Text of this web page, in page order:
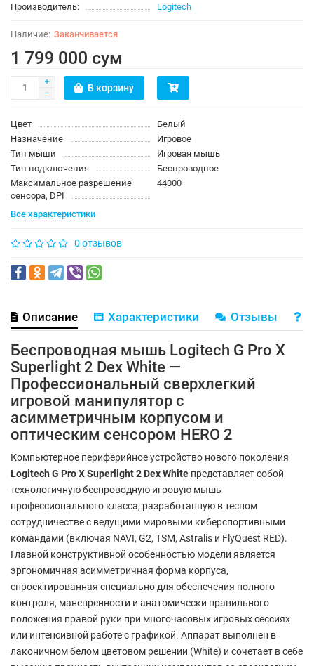
Производитель:
Logitech
Заканчивается
1 799 000 сум
В корзину
Цвет
Белый
Назначение
Игровое
Тип мыши
Игровая мышь
Тип подключения
Беспроводное
Максимальное разрешение
сенсора, DPI
44000
Все характеристики
0 отзывов
Описание Характеристики Отзывы
Беспроводная мышь Logitech G Pro X
Superlight 2 Dex White —
Профессиональный сверхлегкий
игровой манипулятор с
асимметричным корпусом и
оптическим сенсором HERO 2
Компьютерное периферийное устройство нового поколения
Logitech G Pro X Superlight 2 Dex White представляет собой
технологичную беспроводную игровую мышь
профессионального класса, разработанную в тесном
сотрудничестве с ведущими мировыми киберспортивными
командами (включая NAVI, G2, TSM, Astralis и FlyQuest RED).
Главной конструктивной особенностью модели является
эргономичная асимметричная форма корпуса,
спроектированная специально для обеспечения полного
контроля, маневренности и анатомически правильного
положения правой руки при многочасовых игровых сессиях
или интенсивной работе с графикой. Аппарат выполнен в
лаконичном белом цветовом решении (White) и сочетает в себе